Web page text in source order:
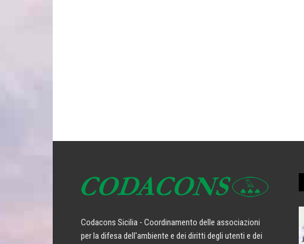
Codacons Sicilia - Coordinamento delle associazioni
per la difesa dell'ambiente e dei diritti degli utenti e dei